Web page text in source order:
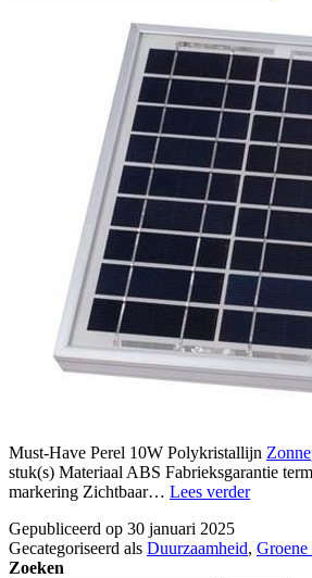
Must-Have Perel 10W Polykristallijn
stuk(s) Materiaal ABS Fabrieksgarantie
markering Zichtbaar… Lees verderduurzaam
Gepubliceerd op 30 januari 2025
Gecategoriseerd als Duurzaamheid, Groene
Zoeken